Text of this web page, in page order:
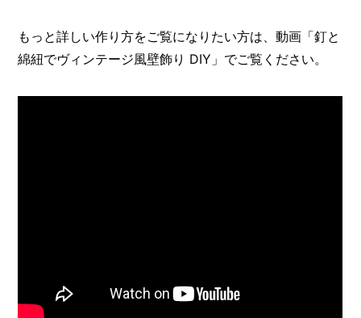
もっと詳しい作り方をご覧になりたい方は、動画「釘と
綿紐でヴィンテージ風壁飾り DIY」でご覧ください。